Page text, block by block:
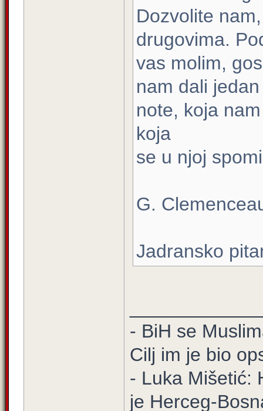
Dozvolite
drugovima.
vas molim,
nam dali
note, koja
koja
se u njoj
G.
Jadransko
- BiH se
Cilj im je bio
- Luka Mišetić:
je Herceg-